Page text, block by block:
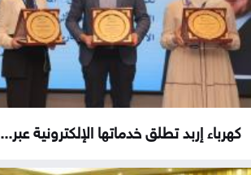
كهرباء إربد تطلق خدماتها الإلكترونية عبر...